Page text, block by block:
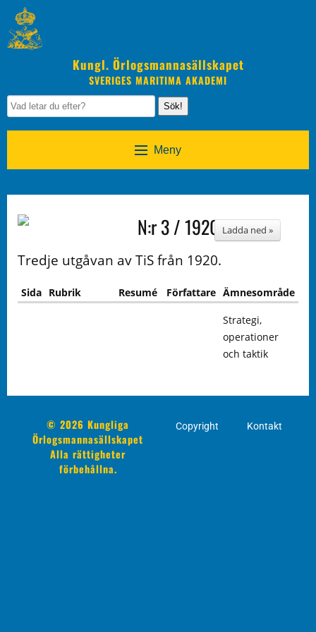
Kungl. Örlogsmannasällskapet
SVERIGES MARITIMA AKADEMI
Sök!
Meny
N:r 3 / 1920 Ladda ned »
Tredje utgåvan av TiS från 1920.
Sida Rubrik Resumé Författare Ämnesområde
Strategi,
operationer
och taktik
© 2026 Kungliga
Örlogsmannasällskapet
Alla rättigheter
förbehållna.
Copyright Kontakt